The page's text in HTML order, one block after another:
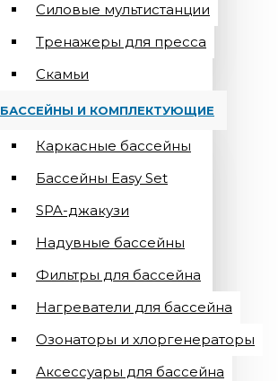
Силовые мультистанции
Тренажеры для пресса
Скамьи
БАССЕЙНЫ И КОМПЛЕКТУЮЩИЕ
Каркасные бассейны
Бассейны Easy Set
SPA-джакузи
Надувные бассейны
Фильтры для бассейна
Нагреватели для бассейна
Озонаторы и хлоргенераторы
Аксессуары для бассейна